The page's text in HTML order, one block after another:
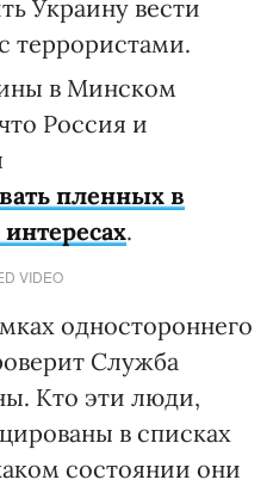
Украину вести
террористами.
в Минском
Россия и
пленных в
.
VIDEO
одностороннего
Служба
Кто эти люди,
в списках
состоянии они